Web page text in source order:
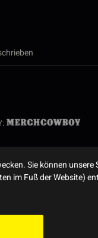
Sie können
im Fuß der Website)